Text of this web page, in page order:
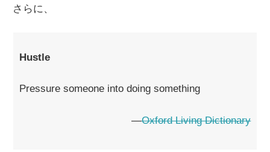
さらに、
Hustle
Pressure someone into doing something
―Oxford Living Dictionary